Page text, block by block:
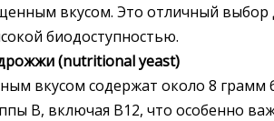
вкусом. Это отличный выбор
биодоступностью.
(nutritional yeast)
вкусом содержат около 8
B, включая B12, что особенно